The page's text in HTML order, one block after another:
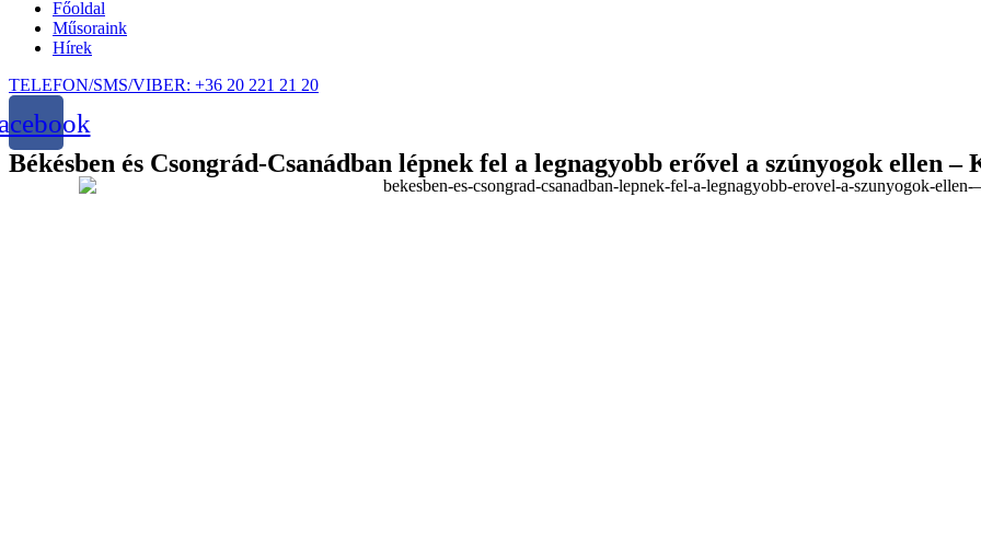
Főoldal
Műsoraink
Hírek
TELEFON/SMS/VIBER: +36 20 221 21 20
Békésben és Csongrád-Csanádban lépnek fel a legnagyobb erővel a szúnyogok ellen